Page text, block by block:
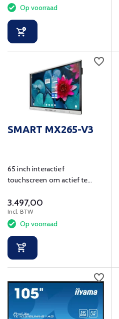
Op voorraad
SMART MX265-V3
65 inch interactief
touchscreen om actief te
klas.
3.497,00
Incl. BTW
Op voorraad